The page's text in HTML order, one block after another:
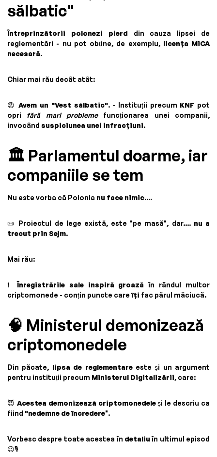
sălbatic"
Întreprinzătorii polonezi pierd din cauza lipsei de
reglementări - nu pot obține, de exemplu, licența MiCA
necesară.
Chiar mai rău decât atât:
😡Avem un "Vest sălbatic". - Instituții precum KNF pot
opri fără mari problemefuncționarea unei companii,
invocând suspiciunea unei infracțiuni.
🏛️ Parlamentul doarme, iar
companiile se tem
Nu este vorba că Polonia nu face nimic....
📜 Proiectul de lege există, este "pe masă", dar.... nu a
trecut prin Sejm.
Mai rău:
❗Înregistrările sale inspiră groază în rândul multor
criptomonede - conțin puncte careîți fac părul măciucă.
🧠 Ministerul demonizează
criptomonedele
Din păcate, lipsa de reglementareeste și un argument
pentru instituții precum Ministerul Digitalizării, care:
😈 Acestea demonizează criptomonedeleși le descriu ca
fiind "nedemne de încredere".
Vorbesc despre toate acestea în detaliuîn ultimul episod
😉🎙️